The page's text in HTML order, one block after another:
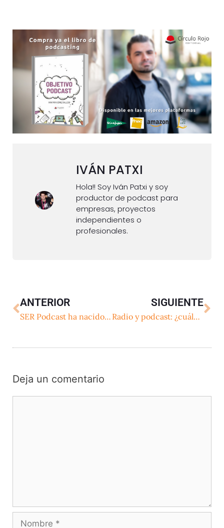
IVÁN PATXI
Hola!! Soy Iván Patxi y soy
productor de podcast para
empresas, proyectos
independientes o
profesionales.
ANTERIOR
SER Podcast ha nacido ¿para…?
SIGUIENTE
Radio y podcast: ¿cuáles son los podcasts de éxito en la radio?
Deja un comentario